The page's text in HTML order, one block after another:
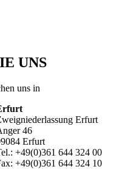
UNS
uns in
Erfurt
46
Erfurt
+49(0)361 644 324 00
+49(0)361 644 324 10